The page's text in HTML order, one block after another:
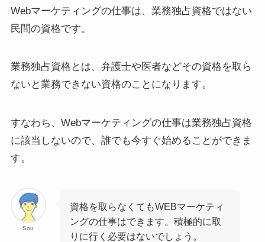
Webマーケティングの仕事は、業務独占資格ではない
民間の資格です。
業務独占資格とは、弁護士や医者などその資格を取ら
ないと業務できない資格のことになります。
すなわち、Webマーケティングの仕事は業務独占資格
に該当しないので、誰でも今すぐ始めることができま
す。
Sou
資格を取らなくてもWEBマーケティ
ングの仕事はできます。積極的に取
りに行く必要はないでしょう。